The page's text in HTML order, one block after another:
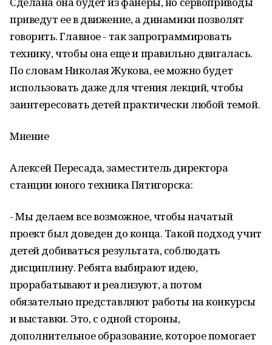
приведут ее в движение, а динамики позволят
говорить. Главное - так запрограммировать
технику, чтобы она еще и правильно двигалась.
По словам Николая Жукова, ее можно будет
использовать даже для чтения лекций, чтобы
заинтересовать детей практически любой темой.
Мнение
Алексей Пересада, заместитель директора
станции юного техника Пятигорска:
- Мы делаем все возможное, чтобы начатый
проект был доведен до конца. Такой подход учит
детей добиваться результата, соблюдать
дисциплину. Ребята выбирают идею,
прорабатывают и реализуют, а потом
обязательно представляют работы на конкурсы
и выставки. Это, с одной стороны,
дополнительное образование, которое помогает